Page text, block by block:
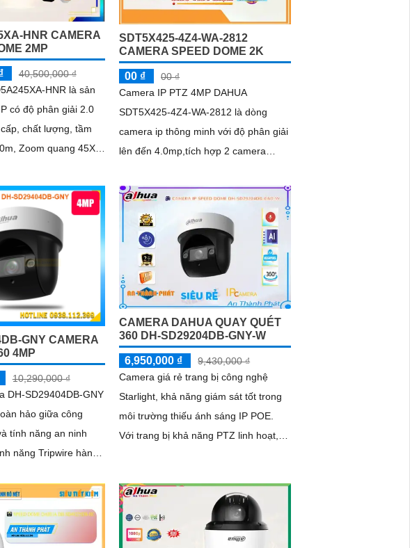
HNR CAMERA
2MP
40,500,000 ₫
HNR là sản
có độ phân giải 2.0
chất lượng, tầm
Zoom quang 45X,
phép camera ghi
kiện thiếu ánh sáng
SDT5X425-4Z4-WA-2812
CAMERA SPEED DOME 2K
00 ₫
00 ₫
Camera IP PTZ 4MP DAHUA
SDT5X425-4Z4-WA-2812 là dòng
camera ip thông minh với độ phân giải
lên đến 4.0mp,tích hợp 2 camera
nhạy sáng cực thấp 0.001Lux/F1
GNY CAMERA
4MP
10,290,000 ₫
DH-SD29404DB-GNY
hảo giữa công
tính năng an ninh
CAMERA DAHUA QUAY QUÉT
360 DH-SD29204DB-GNY-W
6,950,000 ₫
9,430,000 ₫
Camera giá rẻ trang bị công nghệ
Starlight, khả năng giám sát tốt trong
môi trường thiếu ánh sáng IP POE.
Với trang bị khả năng PTZ linh hoạt,